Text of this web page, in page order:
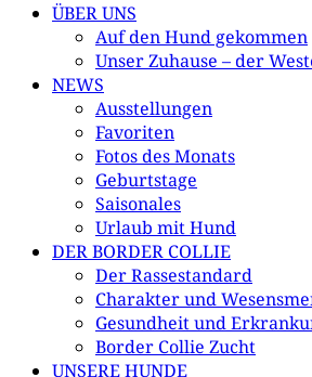
ÜBER UNS
Auf den Hund gekommen
Unser Zuhause – der
NEWS
Ausstellungen
Favoriten
Fotos des Monats
Geburtstage
Saisonales
Urlaub mit Hund
DER BORDER COLLIE
Der Rassestandard
Charakter und
Gesundheit und
Border Collie Zucht
UNSERE HUNDE